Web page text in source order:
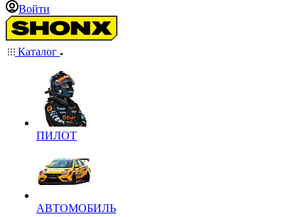
Войти
Каталог
ПИЛОТ
АВТОМОБИЛЬ